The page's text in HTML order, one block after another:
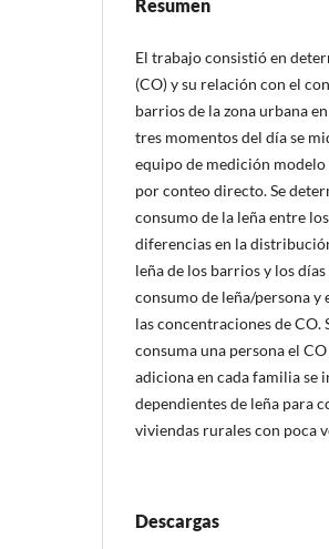
Resumen
El trabajo consistió en
(CO) y su relación con el
barrios de la zona urbana
tres momentos del día se
equipo de medición modelo
por conteo directo. Se
consumo de la leña entre
diferencias en la
leña de los barrios y los
consumo de leña/persona
las concentraciones de CO.
consuma una persona el
adiciona en cada familia se
dependientes de leña para
viviendas rurales con poca
Descargas